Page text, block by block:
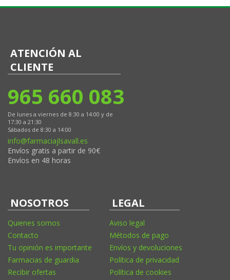
ATENCIÓN AL
CLIENTE
965 660 083
De lunes a viernes de 8:30 a 14:00 y de
17:30 a 21:30
Sábados de 8:30 a 14:00
info@farmaciajlsavall.es
Envíos gratis a partir de 90€
Envíos en 48 horas
NOSOTROS
Quienes somos
Contacto
Tu opinión es importante
Farmacias de guardia
Recibir ofertas
LEGAL
Aviso legal
Métodos de pago
Envíos y devoluciones
Política de privacidad
Política de cookies